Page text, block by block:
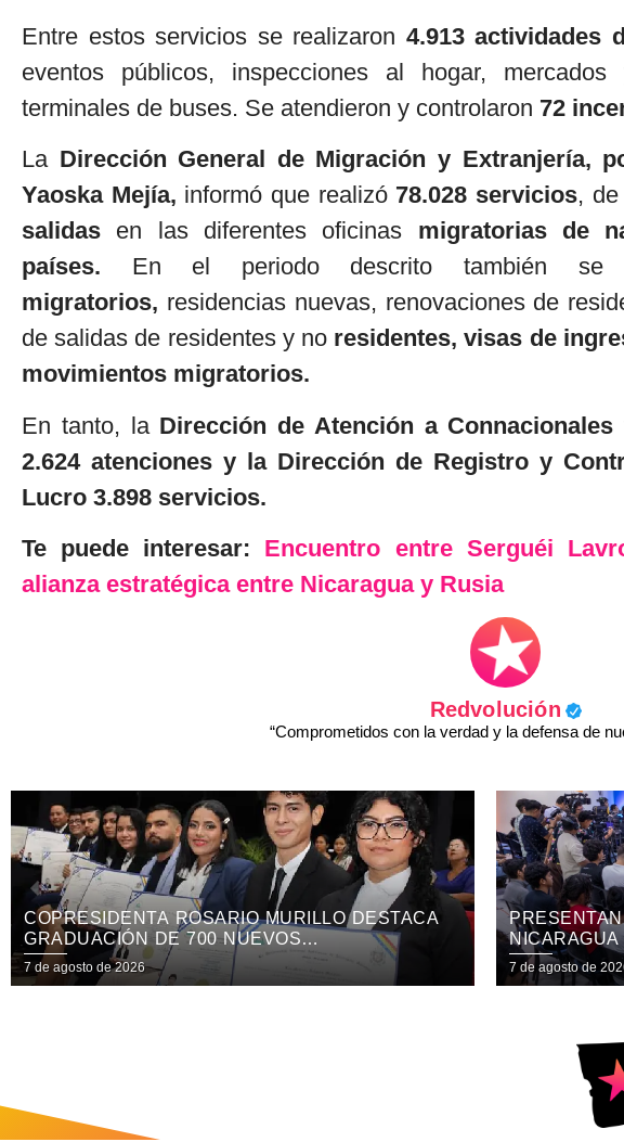
Entre estos servicios se realizaron 4.913 actividades
eventos públicos, inspecciones al hogar,
terminales de buses. Se atendieron y controlaron 72
La Dirección General de Migración y Extranjería,
Yaoska Mejía, informó que realizó 78.028 servicios, de
salidas en las diferentes oficinas migratorias de
países. En el periodo descrito también se
migratorios, residencias nuevas, renovaciones de
de salidas de residentes y noresidentes, visas de
movimientos migratorios.
En tanto, laDirección de Atención a
2.624 atenciones y la Dirección de Registro y
Lucro 3.898 servicios.
Te puede interesar: Encuentro entre Serguéi
alianza estratégica entre Nicaragua y Rusia
Redvolución
“Comprometidos con la verdad y la defensa de
PRESENTAN TEMÁTICA OFICIAL HACKATHON
NICARAGUA KRONOX 2026, 10 AÑOS ¡SIEMPRE
MÁS ALLÁ!
7 de agosto de 2026 7 de